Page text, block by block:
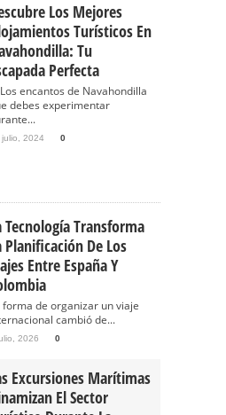
Los Mejores
Turísticos En
Tu
Perfecta
encantos de Navahondilla
debes experimentar
julio, 2024 0
Tecnología Transforma
Planificación De Los
Entre España Y
forma de organizar un viaje
cambió de...
2026 0
Excursiones Marítimas
El Sector